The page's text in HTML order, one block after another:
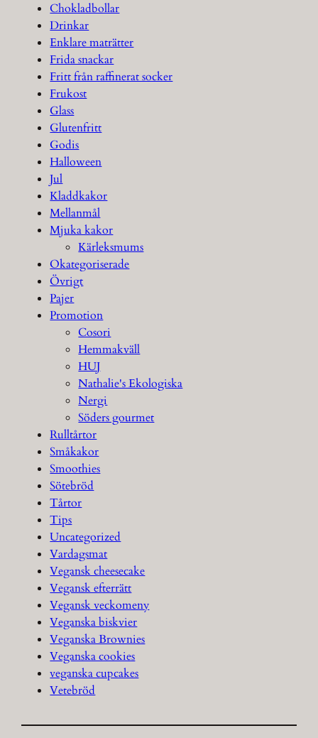
Chokladbollar
Drinkar
Enklare maträtter
Frida snackar
Fritt från raffinerat socker
Frukost
Glass
Glutenfritt
Godis
Halloween
Jul
Kladdkakor
Mellanmål
Mjuka kakor
Kärleksmums
Okategoriserade
Övrigt
Pajer
Promotion
Cosori
Hemmakväll
HUJ
Nathalie's Ekologiska
Nergi
Söders gourmet
Rulltårtor
Småkakor
Smoothies
Sötebröd
Tårtor
Tips
Uncategorized
Vardagsmat
Vegansk cheesecake
Vegansk efterrätt
Vegansk veckomeny
Veganska biskvier
Veganska Brownies
Veganska cookies
veganska cupcakes
Vetebröd